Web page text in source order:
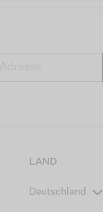
LAND
Deutschland